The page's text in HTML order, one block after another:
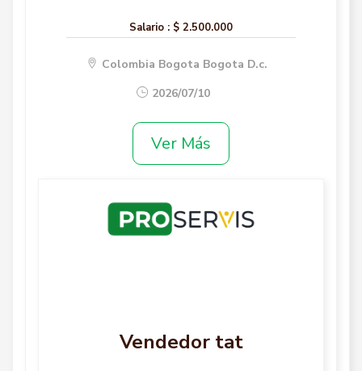
Salario : $ 2.500.000
Colombia Bogota Bogota D.c.
2026/07/10
Ver Más
Vendedor tat